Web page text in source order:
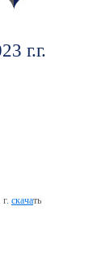
г.г.
скачать